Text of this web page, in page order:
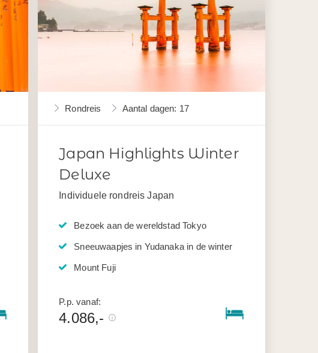
Rondreis Aantal dagen: 17
Japan Highlights Winter
Deluxe
Individuele rondreis Japan
Bezoek aan de wereldstad Tokyo
Sneeuwaapjes in Yudanaka in de winter
Mount Fuji
P.p. vanaf:
4.086,-